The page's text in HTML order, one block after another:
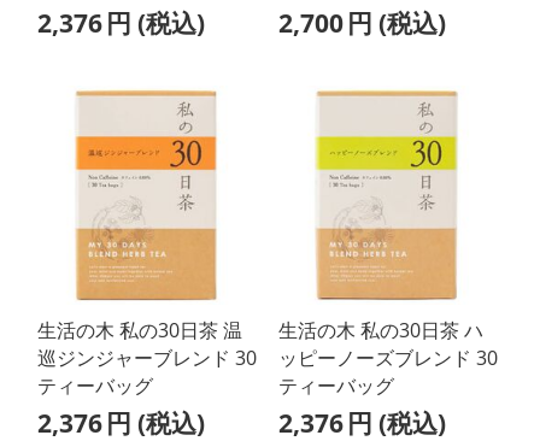
2,376円 (税込) 2,700円 (税込)
生活の木 私の30日茶 温
巡ジンジャーブレンド 30
ティーバッグ
2,376円 (税込)
生活の木 私の30日茶 ハ
ッピーノーズブレンド 30
ティーバッグ
2,376円 (税込)